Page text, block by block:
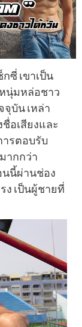
ซี่ เขาเป็น
นุ่มหล่อชาว
บัน เหล่า
อเสียงและ
ารตอบรับ
ากกว่า
นนี้ผ่านช่อง
ง เป็นผู้ชายที่